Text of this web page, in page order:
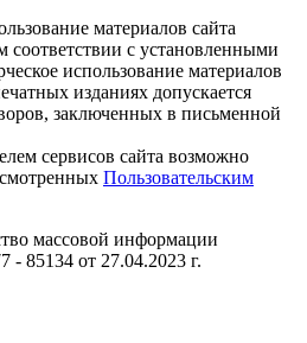
материалов сайта
соответствии с установленными
использование материалов
изданиях допускается
заключенных в письменной
сервисов сайта возможно
Пользовательским
массовой информации
85134 от 27.04.2023 г.